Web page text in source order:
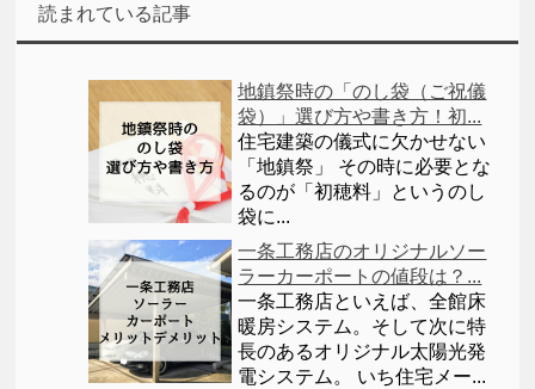
読まれている記事
地鎮祭時の「のし袋（ご祝儀
袋）」選び方や書き方！初...
住宅建築の儀式に欠かせない
「地鎮祭」 その時に必要とな
るのが「初穂料」というのし
袋に...
一条工務店のオリジナルソー
ラーカーポートの値段は？...
一条工務店といえば、全館床
暖房システム。そして次に特
長のあるオリジナル太陽光発
電システム。 いち住宅メー...